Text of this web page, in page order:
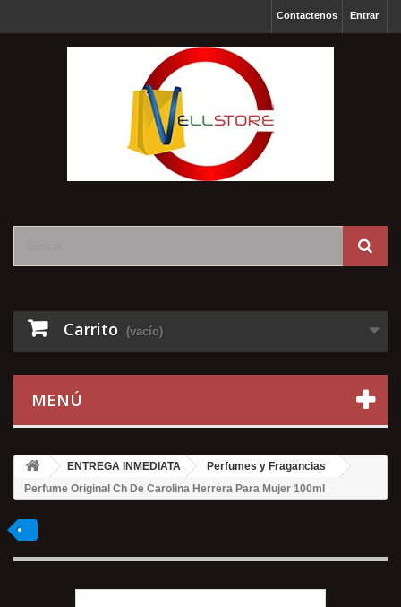
Entrar
Contactenos
Carrito (vacío)
MENÚ
ENTREGA INMEDIATA
Perfumes y Fragancias
Perfume Original Ch De Carolina Herrera Para Mujer 100ml